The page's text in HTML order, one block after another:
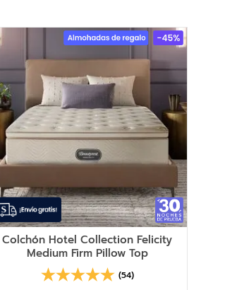
Colchón Hotel Collection Felicity
Medium Firm Pillow Top
(54)